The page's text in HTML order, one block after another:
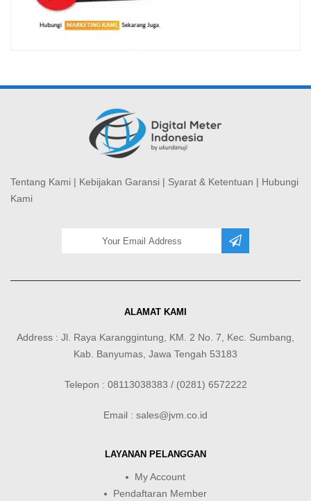
Tentang Kami | Kebijakan Garansi | Syarat & Ketentuan | Hubungi
Kami
ALAMAT KAMI
Address : Jl. Raya Karanggintung, KM. 2 No. 7, Kec. Sumbang,
Kab. Banyumas, Jawa Tengah 53183
Telepon : 08113038383 / (0281) 6572222
Email : sales@jvm.co.id
LAYANAN PELANGGAN
My Account
Pendaftaran Member